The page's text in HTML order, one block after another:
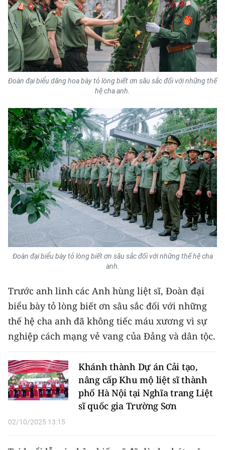
Media Pháp luật
Media Du lịch
Media Thế giới
Media Thể thao
Media Y tế
Media Khoa học - Công nghệ
Media Môi trường
Ảnh
Infographic
TIN MỚI
TIN ĐỊA PHƯƠNG
Đồng bằng sông Hồng
Bắc Trung Bộ
Nguyên
Đông Nam Bộ
Đồng bằng sông Cửu Long
Chuyên trang Hà Nội
Đoàn đại biểu dâng hoa bày tỏ lòng biết ơn sâu sắc đối với những thế
hệ cha anh.
Đoàn đại biểu bày tỏ lòng biết ơn sâu sắc đối với những thế hệ cha
anh.
Trước anh linh các Anh hùng liệt sĩ, Đoàn đại
biểu bày tỏ lòng biết ơn sâu sắc đối với những
thế hệ cha anh đã không tiếc máu xương vì sự
nghiệp cách mạng vẻ vang của Đảng và dân tộc.
Khánh thành Dự án Cải tạo,
nâng cấp Khu mộ liệt sĩ thành
phố Hà Nội tại Nghĩa trang Liệt
sĩ quốc gia Trường Sơn
02/10/2025 13:15